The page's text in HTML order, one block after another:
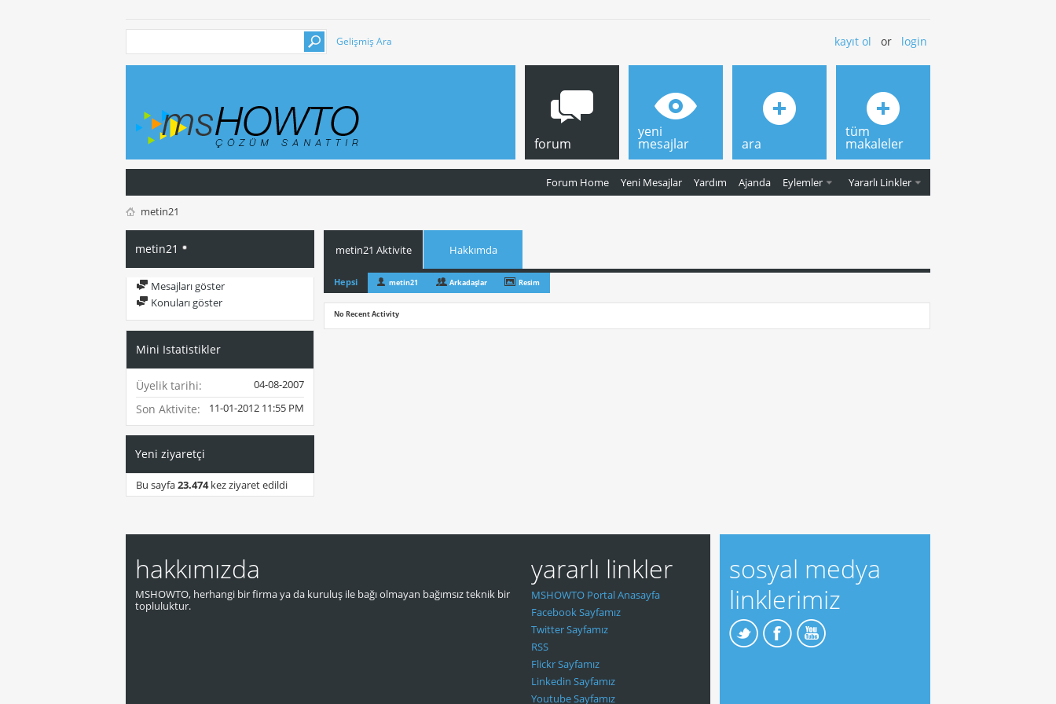
Gelişmiş Ara kayıt ol or login
forum
Forum Home Yeni Mesajlar Yardım Ajanda Eylemler Yararlı Linkler
yeni
mesajlar ara
tüm
makaleler
metin21
metin21
Mesajları göster
Konuları göster
Mini Istatistikler
Üyelik tarihi 04-08-2007
Son Aktivite 11-01-2012 11:55 PM
Yeni ziyaretçi
Bu sayfa23.474kez ziyaret edildi
metin21 Aktivite Hakkımda
Hepsi metin21 Arkadaşlar Resim
No Recent Activity
hakkımızda
MSHOWTO, herhangi bir firma ya da kuruluş ile bağı olmayan bağımsız teknik bir
topluluktur.
yararlı linkler
MSHOWTO Portal Anasayfa
Facebook Sayfamız
Twitter Sayfamız
RSS
Flickr Sayfamız
Linkedin Sayfamız
Youtube Sayfamız
sosyal medya
linklerimiz